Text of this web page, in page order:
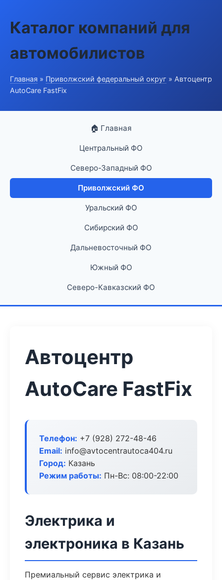
Каталог компаний для
автомобилистов
Главная » Приволжский федеральный округ » Автоцентр
AutoCare FastFix
🏠 Главная
Центральный ФО
Северо-Западный ФО
Приволжский ФО
Уральский ФО
Сибирский ФО
Дальневосточный ФО
Южный ФО
Северо-Кавказский ФО
Автоцентр
AutoCare FastFix
Телефон: +7 (928) 272-48-46
Email: info@avtocentrautoca404.ru
Город: Казань
Режим работы: Пн-Вс: 08:00-22:00
Электрика и
электроника в Казань
Премиальный сервис электрика и